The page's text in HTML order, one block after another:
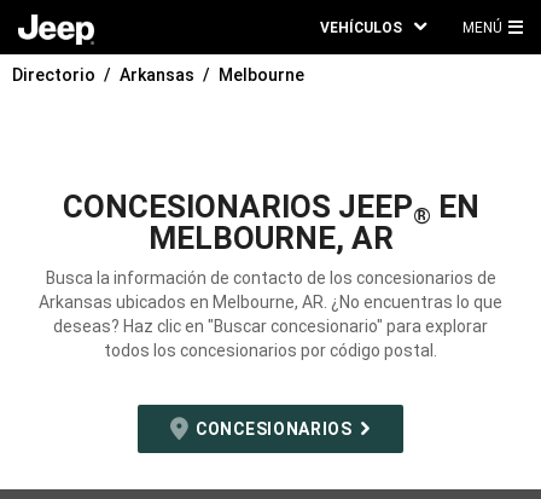
VEHÍCULOS MENÚ
Directorio Arkansas Melbourne
CONCESIONARIOS JEEP® EN
MELBOURNE, AR
Busca la información de contacto de los concesionarios de
Arkansas ubicados en Melbourne, AR. ¿No encuentras lo que
deseas? Haz clic en "Buscar concesionario" para explorar
todos los concesionarios por código postal.
CONCESIONARIOS